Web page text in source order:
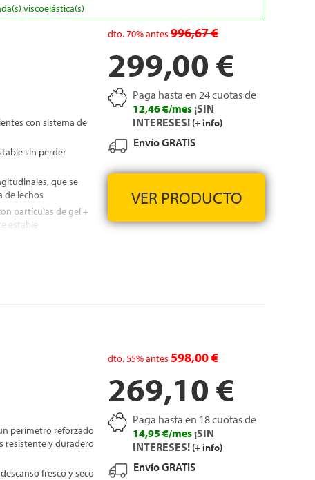
viscoelástica(s)
con sistema de
sin perder
que se
de lechos
partículas de gel +
estable
más
para
dto.70%antes 996,67 €
299,00 €
Paga hasta en 24 cuotas de
12,46 €/mes¡SIN
INTERESES!(+ info)
Envío GRATIS
VER PRODUCTO
perímetro reforzado
resistente y duradero
fresco y seco
dto.55%antes 598,00 €
269,10 €
Paga hasta en 18 cuotas de
14,95 €/mes¡SIN
INTERESES!(+ info)
Envío GRATIS